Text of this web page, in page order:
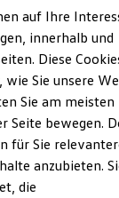
auf Ihre
innerhalb und
Diese
Sie unsere
Sie am meisten
Seite bewegen.
für Sie
anzubieten.
die